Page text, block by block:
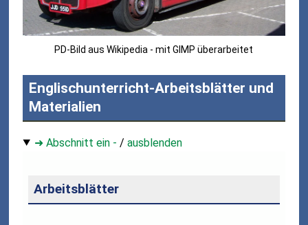
PD-Bild aus Wikipedia - mit GIMP überarbeitet
Englischunterricht-Arbeitsblätter und
Materialien
➜ Abschnitt ein - /ausblenden
Arbeitsblätter